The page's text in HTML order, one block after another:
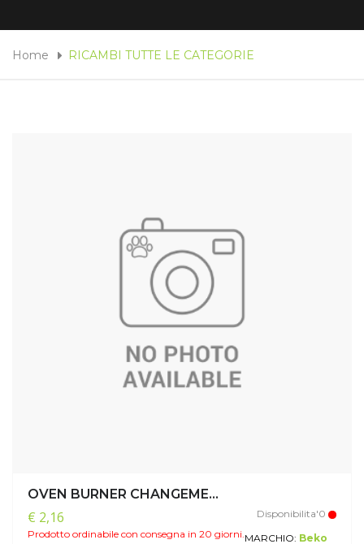
Home RICAMBI TUTTE LE CATEGORIE
OVEN BURNER CHANGEME...
€ 2,16
Disponibilita'0
Prodotto ordinabile con consegna in 20 giorni.MARCHIO: Beko